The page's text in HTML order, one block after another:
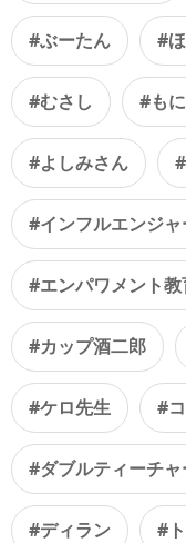
#ぶーたん #
#むさし #も
#よしみさん
#インフルエンジャ
#エンパワメント
#カップ酒二郎
#ケロ先生 #
#ダブルティーチャ
#ディラン #